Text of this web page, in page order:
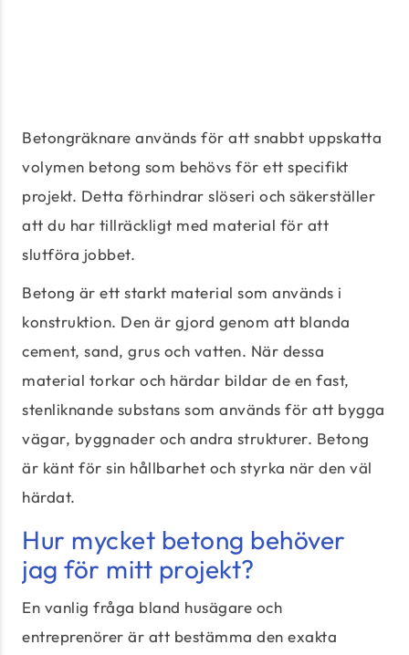
Betongräknare används för att snabbt uppskatta
volymen betong som behövs för ett specifikt
projekt. Detta förhindrar slöseri och säkerställer
att du har tillräckligt med material för att
slutföra jobbet.
Betong är ett starkt material som används i
konstruktion. Den är gjord genom att blanda
cement, sand, grus och vatten. När dessa
material torkar och härdar bildar de en fast,
stenliknande substans som används för att bygga
vägar, byggnader och andra strukturer. Betong
är känt för sin hållbarhet och styrka när den väl
härdat.
Hur mycket betong behöver
jag för mitt projekt?
En vanlig fråga bland husägare och
entreprenörer är att bestämma den exakta